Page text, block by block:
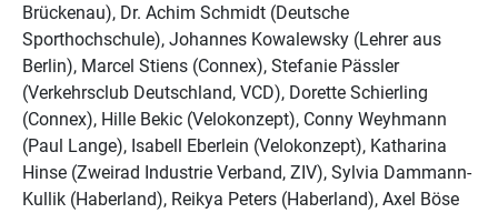
Brückenau), Dr. Achim Schmidt (Deutsche
Sporthochschule), Johannes Kowalewsky (Lehrer aus
Berlin), Marcel Stiens (Connex), Stefanie Pässler
(Verkehrsclub Deutschland, VCD), Dorette Schierling
(Connex), Hille Bekic (Velokonzept), Conny Weyhmann
(Paul Lange), Isabell Eberlein (Velokonzept), Katharina
Hinse (Zweirad Industrie Verband, ZIV), Sylvia Dammann-
Kullik (Haberland), Reikya Peters (Haberland), Axel Böse